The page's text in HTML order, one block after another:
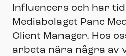
Influencers och har
Mediabolaget Panc
Client Manager. Hos
arbeta nära några av